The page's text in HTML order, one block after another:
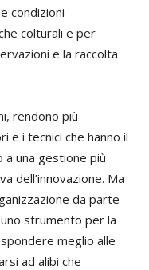
condizioni
colturali e per
e la raccolta
rendono più
e i tecnici che hanno il
a una gestione più
dell’innovazione. Ma
da parte
strumento per la
meglio alle
ad alibi che